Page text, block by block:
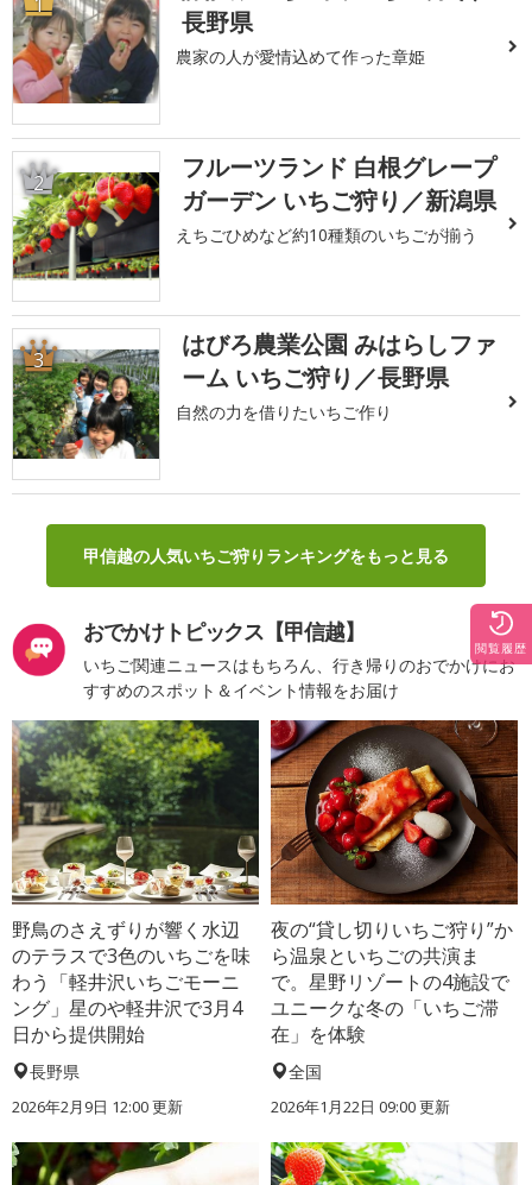
長野県
農家の人が愛情込めて作った章姫
2
フルーツランド 白根グレープ
ガーデン いちご狩り／新潟県
えちごひめなど約10種類のいちごが揃う
3
はびろ農業公園 みはらしファ
ーム いちご狩り／長野県
自然の力を借りたいちご作り
甲信越の人気いちご狩りランキングをもっと見る
おでかけトピックス【甲信越】
いちご関連ニュースはもちろん、行き帰りのおでかけにお
すすめのスポット＆イベント情報をお届け
野鳥のさえずりが響く水辺
のテラスで3色のいちごを味
わう「軽井沢いちごモーニ
ング」星のや軽井沢で3月4
日から提供開始
長野県
2026年2月9日 12:00 更新
夜の“貸し切りいちご狩り”か
ら温泉といちごの共演ま
で。星野リゾートの4施設で
ユニークな冬の「いちご滞
在」を体験
全国
2026年1月22日 09:00 更新
閲覧履歴